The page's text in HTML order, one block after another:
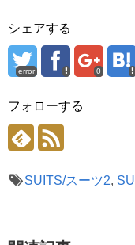
シェアする
error 0
フォローする
SUITS/スーツ2,